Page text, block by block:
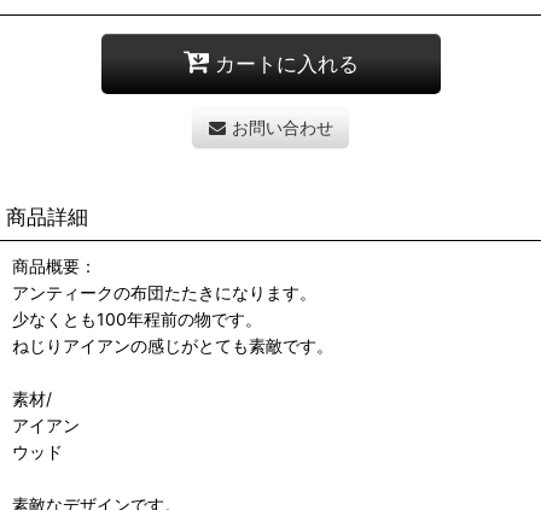
カートに入れる
お問い合わせ
商品詳細
商品概要：
アンティークの布団たたきになります。
少なくとも100年程前の物です。
ねじりアイアンの感じがとても素敵です。
素材/
アイアン
ウッド
素敵なデザインです。